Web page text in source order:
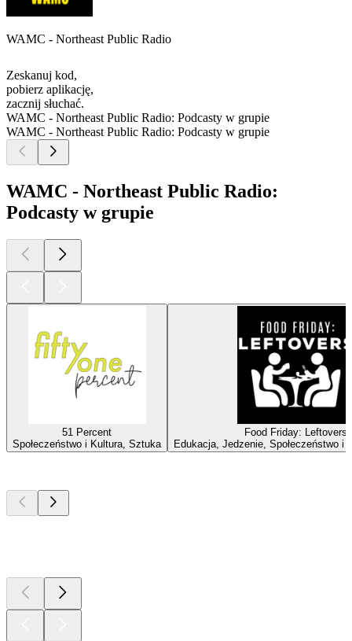
WAMC - Northeast Public Radio
Zeskanuj kod,
pobierz aplikację,
zacznij słuchać.
WAMC - Northeast Public Radio: Podcasty w grupie
WAMC - Northeast Public Radio: Podcasty w grupie
WAMC - Northeast Public Radio:
Podcasty w grupie
51 Percent
Społeczeństwo i Kultura, Sztuka
Food Friday: Leftovers
Edukacja, Jedzenie, Społeczeństwo i